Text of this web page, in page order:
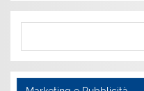
Cerca